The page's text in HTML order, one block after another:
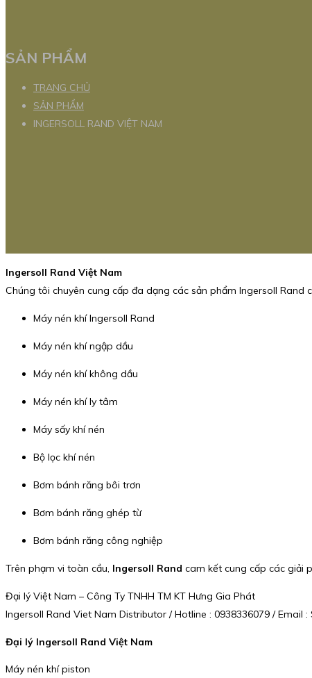
SẢN PHẨM
TRANG CHỦ
SẢN PHẨM
INGERSOLL RAND VIỆT NAM
Ingersoll Rand Việt Nam
Chúng tôi chuyên cung cấp đa dạng các sản phẩm Ingersoll Rand
Máy nén khí Ingersoll Rand
Máy nén khí ngập dầu
Máy nén khí không dầu
Máy nén khí ly tâm
Máy sấy khí nén
Bộ lọc khí nén
Bơm bánh răng bôi trơn
Bơm bánh răng ghép từ
Bơm bánh răng công nghiệp
Trên phạm vi toàn cầu, Ingersoll Rand cam kết cung cấp các giải
Đại lý Việt Nam – Công Ty TNHH TM KT Hưng Gia Phát
Ingersoll Rand Viet Nam Distributor / Hotline : 0938336079 / Email
Đại lý Ingersoll Rand Việt Nam
Máy nén khí piston